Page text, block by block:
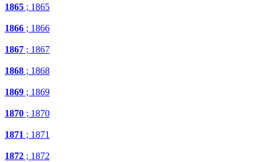
1865 ; 1865
1866 ; 1866
1867 ; 1867
1868 ; 1868
1869 ; 1869
1870 ; 1870
1871 ; 1871
1872 ; 1872